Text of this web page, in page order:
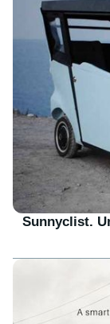
Sunnyclist.